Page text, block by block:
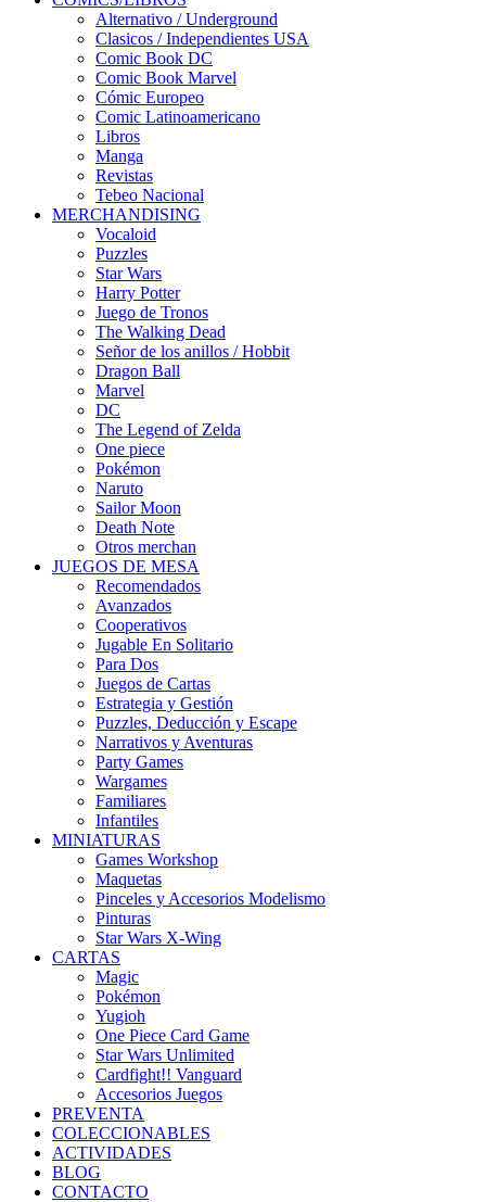
Alternativo / Underground
Clasicos / Independientes USA
Comic Book DC
Comic Book Marvel
Cómic Europeo
Comic Latinoamericano
Libros
Manga
Revistas
Tebeo Nacional
MERCHANDISING
Vocaloid
Puzzles
Star Wars
Harry Potter
Juego de Tronos
The Walking Dead
Señor de los anillos / Hobbit
Dragon Ball
Marvel
DC
The Legend of Zelda
One piece
Pokémon
Naruto
Sailor Moon
Death Note
Otros merchan
JUEGOS DE MESA
Recomendados
Avanzados
Cooperativos
Jugable En Solitario
Para Dos
Juegos de Cartas
Estrategia y Gestión
Puzzles, Deducción y Escape
Narrativos y Aventuras
Party Games
Wargames
Familiares
Infantiles
MINIATURAS
Games Workshop
Maquetas
Pinceles y Accesorios Modelismo
Pinturas
Star Wars X-Wing
CARTAS
Magic
Pokémon
Yugioh
One Piece Card Game
Star Wars Unlimited
Cardfight!! Vanguard
Accesorios Juegos
PREVENTA
COLECCIONABLES
ACTIVIDADES
BLOG
CONTACTO